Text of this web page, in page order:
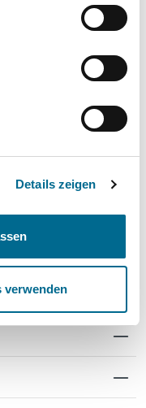
Details zeigen
verwenden